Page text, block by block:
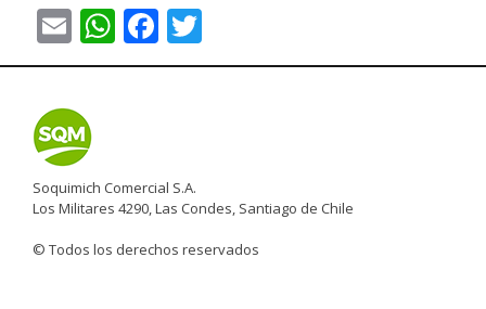
EmailWhatsApp
Facebook
Soquimich Comercial S.A.
Los Militares 4290, Las Condes, Santiago de Chile
© Todos los derechos reservados